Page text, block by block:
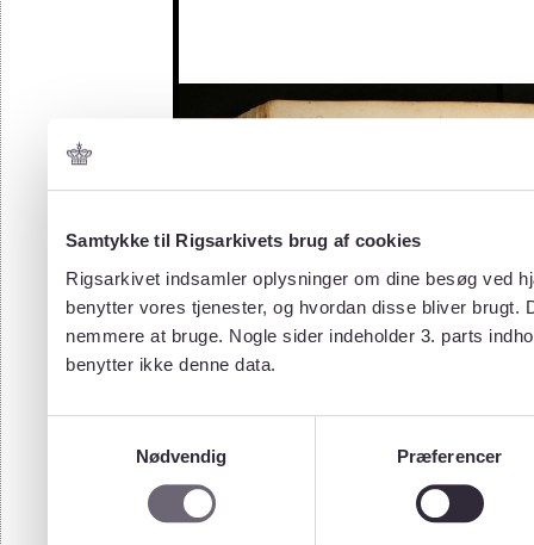
Samtykke til Rigsarkivets brug af cookies
Rigsarkivet indsamler oplysninger om dine besøg ved
benytter vores tjenester, og hvordan disse bliver
nemmere at bruge. Nogle sider indeholder 3. parts
benytter ikke denne data.
Nødvendig
Præferencer